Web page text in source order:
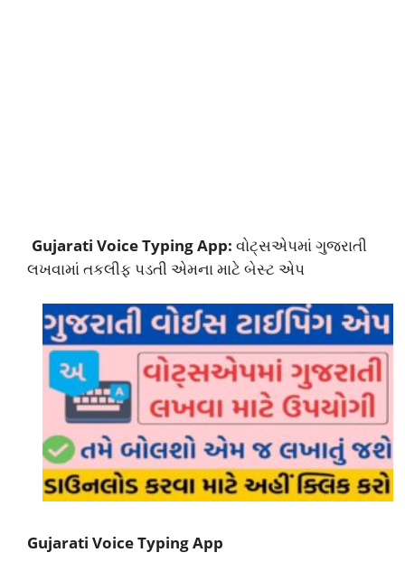
Gujarati Voice Typing App: વોટ્સએપમાં ગુજરાતી
લખવામાં તકલીફ પડતી એમના માટે બેસ્ટ એપ
Gujarati Voice Typing App